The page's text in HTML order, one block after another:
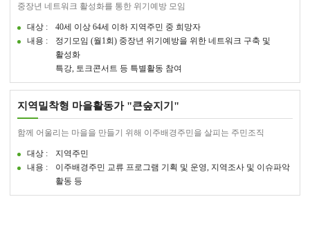
중장년 네트워크 활성화를 통한 위기예방 모임
대상 :
40세 이상 64세 이하 지역주민 중 희망자
내용 :
정기모임 (월1회) 중장년 위기예방을 위한 네트워크 구축 및
활성화
특강, 토크콘서트 등 특별활동 참여
지역밀착형 마을활동가 "큰숲지기"
함께 어울리는 마을을 만들기 위해 이주배경주민을 살피는 주민조직
대상 :
지역주민
내용 :
이주배경주민 교류 프로그램 기획 및 운영, 지역조사 및 이슈파악
활동 등